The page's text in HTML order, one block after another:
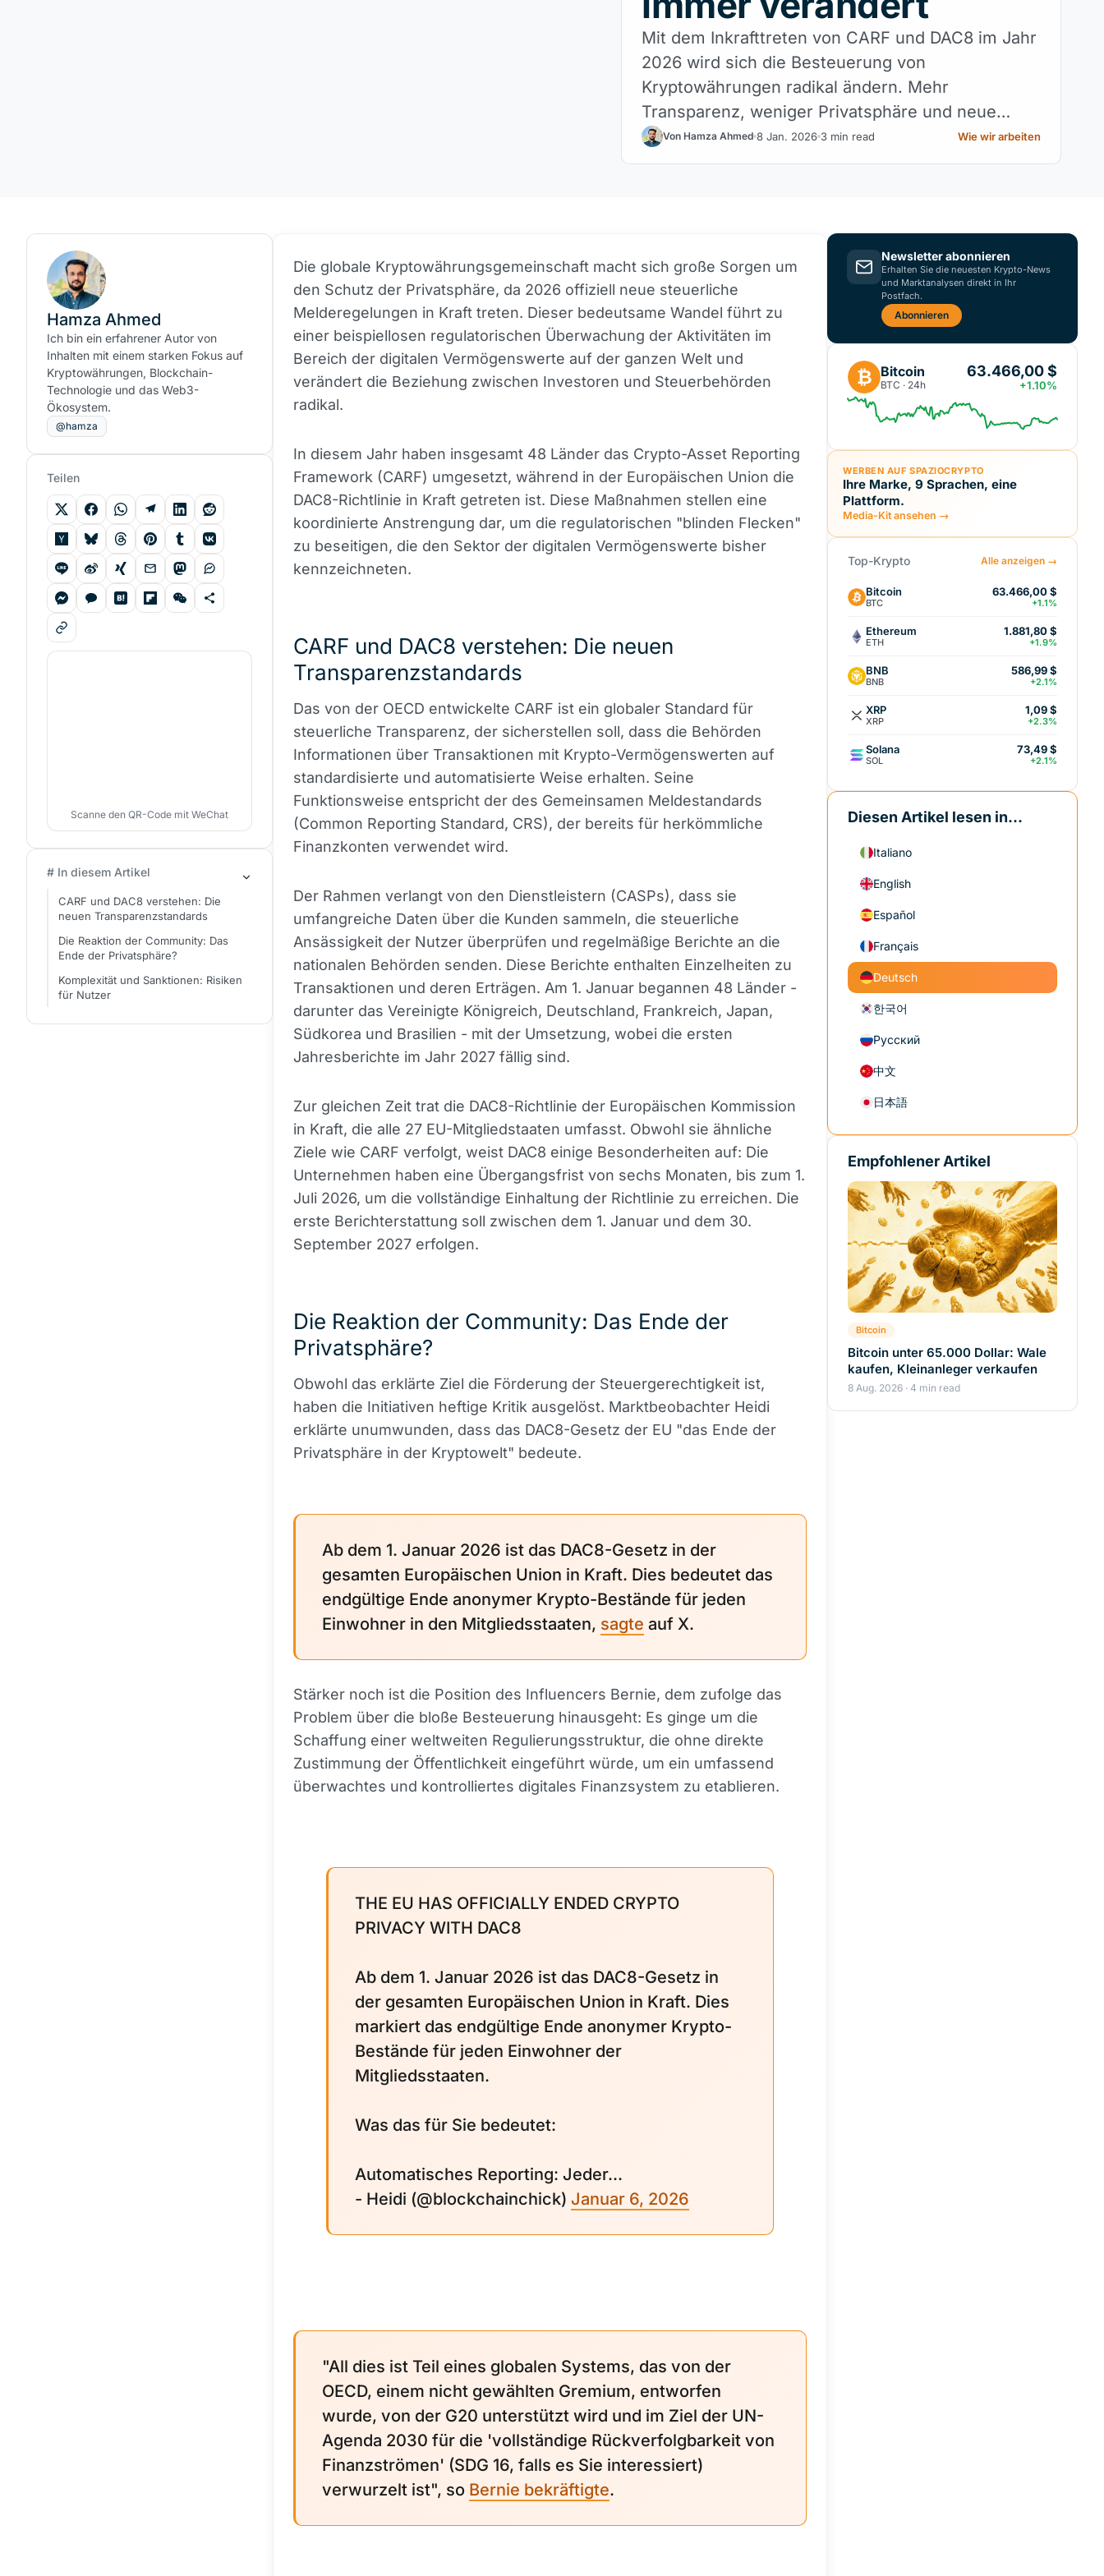
Mit dem Inkrafttreten von CARF und DAC8 im Jahr
2026 wird sich die Besteuerung von
Kryptowährungen radikal ändern. Mehr
Transparenz, weniger Privatsphäre und neue
Risiken für Nutzer und Börsen in Europa und
weltweit.
Von Hamza Ahmed 8 Jan. 2026 3 min read Wie wir arbeiten
Die globale Kryptowährungsgemeinschaft macht sich große Sorgen um
den Schutz der Privatsphäre, da 2026 offiziell neue steuerliche
Melderegelungen in Kraft treten. Dieser bedeutsame Wandel führt zu
einer beispiellosen regulatorischen Überwachung der Aktivitäten im
Bereich der digitalen Vermögenswerte auf der ganzen Welt und
verändert die Beziehung zwischen Investoren und Steuerbehörden
radikal.
In diesem Jahr haben insgesamt 48 Länder das Crypto-Asset Reporting
Framework (CARF) umgesetzt, während in der Europäischen Union die
DAC8-Richtlinie in Kraft getreten ist. Diese Maßnahmen stellen eine
koordinierte Anstrengung dar, um die regulatorischen "blinden Flecken"
zu beseitigen, die den Sektor der digitalen Vermögenswerte bisher
kennzeichneten.
CARF und DAC8 verstehen: Die neuen
Transparenzstandards
Das von der OECD entwickelte CARF ist ein globaler Standard für
steuerliche Transparenz, der sicherstellen soll, dass die Behörden
Informationen über Transaktionen mit Krypto-Vermögenswerten auf
standardisierte und automatisierte Weise erhalten. Seine
Funktionsweise entspricht der des Gemeinsamen Meldestandards
(Common Reporting Standard, CRS), der bereits für herkömmliche
Finanzkonten verwendet wird.
Der Rahmen verlangt von den Dienstleistern (CASPs), dass sie
umfangreiche Daten über die Kunden sammeln, die steuerliche
Ansässigkeit der Nutzer überprüfen und regelmäßige Berichte an die
nationalen Behörden senden. Diese Berichte enthalten Einzelheiten zu
Transaktionen und deren Erträgen. Am 1. Januar begannen 48 Länder -
darunter das Vereinigte Königreich, Deutschland, Frankreich, Japan,
Südkorea und Brasilien - mit der Umsetzung, wobei die ersten
Jahresberichte im Jahr 2027 fällig sind.
Zur gleichen Zeit trat die DAC8-Richtlinie der Europäischen Kommission
in Kraft, die alle 27 EU-Mitgliedstaaten umfasst. Obwohl sie ähnliche
Ziele wie CARF verfolgt, weist DAC8 einige Besonderheiten auf: Die
Unternehmen haben eine Übergangsfrist von sechs Monaten, bis zum 1.
Juli 2026, um die vollständige Einhaltung der Richtlinie zu erreichen. Die
erste Berichterstattung soll zwischen dem 1. Januar und dem 30.
September 2027 erfolgen.
Die Reaktion der Community: Das Ende der
Privatsphäre?
Obwohl das erklärte Ziel die Förderung der Steuergerechtigkeit ist,
haben die Initiativen heftige Kritik ausgelöst. Marktbeobachter Heidi
erklärte unumwunden, dass das DAC8-Gesetz der EU "das Ende der
Privatsphäre in der Kryptowelt" bedeute.
Ab dem 1. Januar 2026 ist das DAC8-Gesetz in der
gesamten Europäischen Union in Kraft. Dies bedeutet das
endgültige Ende anonymer Krypto-Bestände für jeden
Einwohner in den Mitgliedsstaaten, sagte auf X.
Stärker noch ist die Position des Influencers Bernie, dem zufolge das
Problem über die bloße Besteuerung hinausgeht: Es ginge um die
Schaffung einer weltweiten Regulierungsstruktur, die ohne direkte
Zustimmung der Öffentlichkeit eingeführt würde, um ein umfassend
überwachtes und kontrolliertes digitales Finanzsystem zu etablieren.
THE EU HAS OFFICIALLY ENDED CRYPTO
PRIVACY WITH DAC8
Ab dem 1. Januar 2026 ist das DAC8-Gesetz in
der gesamten Europäischen Union in Kraft. Dies
markiert das endgültige Ende anonymer Krypto-
Bestände für jeden Einwohner der
Mitgliedsstaaten.
Was das für Sie bedeutet:
Automatisches Reporting: Jeder...
- Heidi (@blockchainchick) Januar 6, 2026
"All dies ist Teil eines globalen Systems, das von der
OECD, einem nicht gewählten Gremium, entworfen
wurde, von der G20 unterstützt wird und im Ziel der UN-
Agenda 2030 für die 'vollständige Rückverfolgbarkeit von
Finanzströmen' (SDG 16, falls es Sie interessiert)
verwurzelt ist", so Bernie bekräftigte.
Hamza Ahmed
Ich bin ein erfahrener Autor von
Inhalten mit einem starken Fokus auf
Kryptowährungen, Blockchain-
Technologie und das Web3-
Ökosystem.
@hamza
Teilen
Scanne den QR-Code mit WeChat
# In diesem Artikel
CARF und DAC8 verstehen: Die
neuen Transparenzstandards
Die Reaktion der Community: Das
Ende der Privatsphäre?
Komplexität und Sanktionen: Risiken
für Nutzer
Newsletter abonnieren
Erhalten Sie die neuesten Krypto-News
und Marktanalysen direkt in Ihr
Postfach.
Abonnieren
₿ Bitcoin
BTC · 24h
63.466,00 $
+1.10%
WERBEN AUF SPAZIOCRYPTO
Ihre Marke, 9 Sprachen, eine
Plattform.
Media-Kit ansehen →
Top-Krypto Alle anzeigen →
Bitcoin
BTC
63.466,00 $
+1.1%
Ethereum
ETH
1.881,80 $
+1.9%
BNB
BNB
586,99 $
+2.1%
XRP
XRP
1,09 $
+2.3%
Solana
SOL
73,49 $
+2.1%
Diesen Artikel lesen in...
Italiano
English
Español
Français
Deutsch
한국어
Русский
中文
日本語
Empfohlener Artikel
Bitcoin
Bitcoin unter 65.000 Dollar: Wale
kaufen, Kleinanleger verkaufen
8 Aug. 2026 · 4 min read